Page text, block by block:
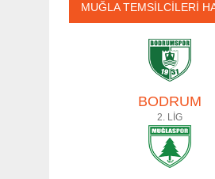
MUĞLA TEMSİLCİLERİ
BODRUM
2. LİG